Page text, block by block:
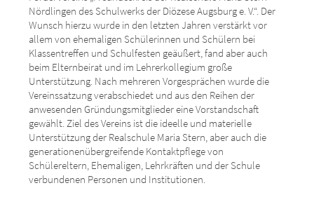
Nördlingen des Schulwerks der Diözese Augsburg e. V.“. Der
Wunsch hierzu wurde in den letzten Jahren verstärkt vor
allem von ehemaligen Schülerinnen und Schülern bei
Klassentreffen und Schulfesten geäußert, fand aber auch
beim Elternbeirat und im Lehrerkollegium große
Unterstützung. Nach mehreren Vorgesprächen wurde die
Vereinssatzung verabschiedet und aus den Reihen der
anwesenden Gründungsmitglieder eine Vorstandschaft
gewählt. Ziel des Vereins ist die ideelle und materielle
Unterstützung der Realschule Maria Stern, aber auch die
generationenübergreifende Kontaktpflege von
Schülereltern, Ehemaligen, Lehrkräften und der Schule
verbundenen Personen und Institutionen.